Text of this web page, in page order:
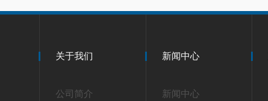
关于我们
公司简介
新闻中心
新闻中心